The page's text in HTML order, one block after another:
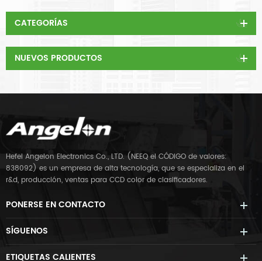
CATEGORÍAS
NUEVOS PRODUCTOS
Hefei Angelon Electronics Co., LTD. (NEEQ el CÓDIGO de valores:
838092) es un empresa de alta tecnología, que se especializa en el
r&d, producción, ventas para CCD color de clasificadores.
PONERSE EN CONTACTO
SÍGUENOS
ETIQUETAS CALIENTES